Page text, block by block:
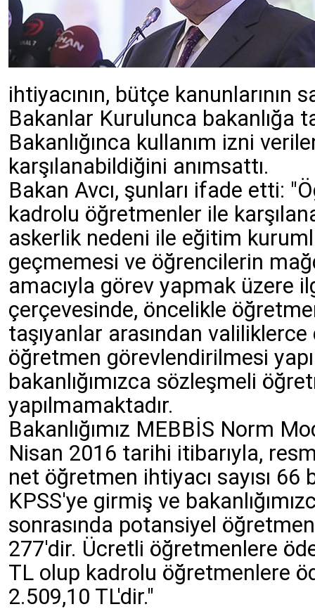
ihtiyacının, bütçe kanunlarının
Bakanlar Kurulunca bakanlığa
Bakanlığınca kullanım izni
karşılanabildiğini anımsattı.
Bakan Avcı, şunları ifade etti:
kadrolu öğretmenler ile
askerlik nedeni ile eğitim
geçmemesi ve öğrencilerin
amacıyla görev yapmak üzere
çerçevesinde, öncelikle
taşıyanlar arasından valiliklerce
öğretmen görevlendirilmesi
bakanlığımızca sözleşmeli
yapılmamaktadır.
Bakanlığımız MEBBİS Norm
Nisan 2016 tarihi itibarıyla,
net öğretmen ihtiyacı sayısı 66
KPSS'ye girmiş ve
sonrasında potansiyel
277'dir. Ücretli öğretmenlere
TL olup kadrolu öğretmenlere
2.509,10 TL'dir."